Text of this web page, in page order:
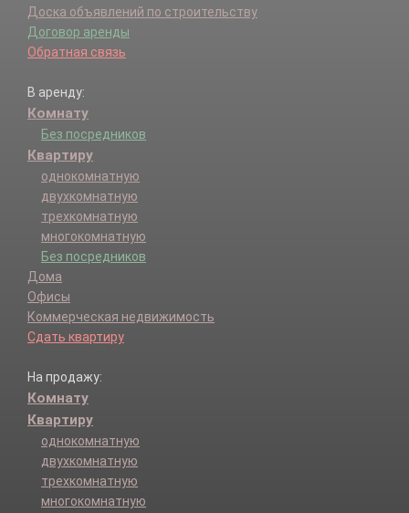
Доска объявлений по строительству
Договор аренды
Обратная связь
В аренду:
Комнату
Без посредников
Квартиру
однокомнатную
двухкомнатную
трехкомнатную
многокомнатную
Без посредников
Дома
Офисы
Коммерческая недвижимость
Сдать квартиру
На продажу:
Комнату
Квартиру
однокомнатную
двухкомнатную
трехкомнатную
многокомнатную